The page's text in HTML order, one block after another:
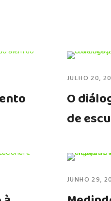
JULHO 20,
O
de
JUNHO 29,